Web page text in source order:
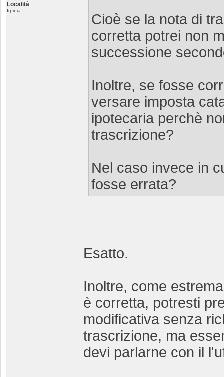
Località
Irpinia
Cioè se la nota di
corretta potrei non
successione
Inoltre, se fosse
versare imposta
ipotecaria perchè
trascrizione?
Nel caso invece in
fosse errata?
Esatto.
Inoltre, come
è corretta, potresti
modificativa senza
trascrizione, ma
devi parlarne con il